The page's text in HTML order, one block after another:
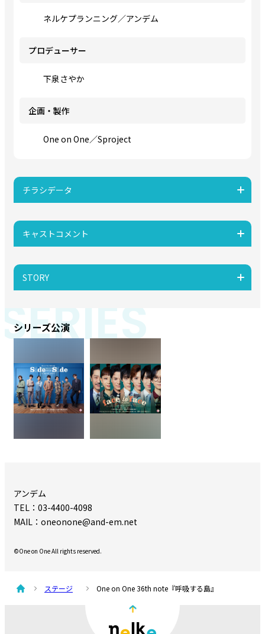
ネルケプランニング／アンデム
プロデューサー
下泉さやか
企画・製作
One on One／Sproject
チラシデータ
キャストコメント
STORY
シリーズ公演
SERIES
アンデム
TEL：03-4400-4098
MAIL：oneonone@and-em.net
©One on One All rights reserved.
ステージ One on One 36th note『呼吸する島』